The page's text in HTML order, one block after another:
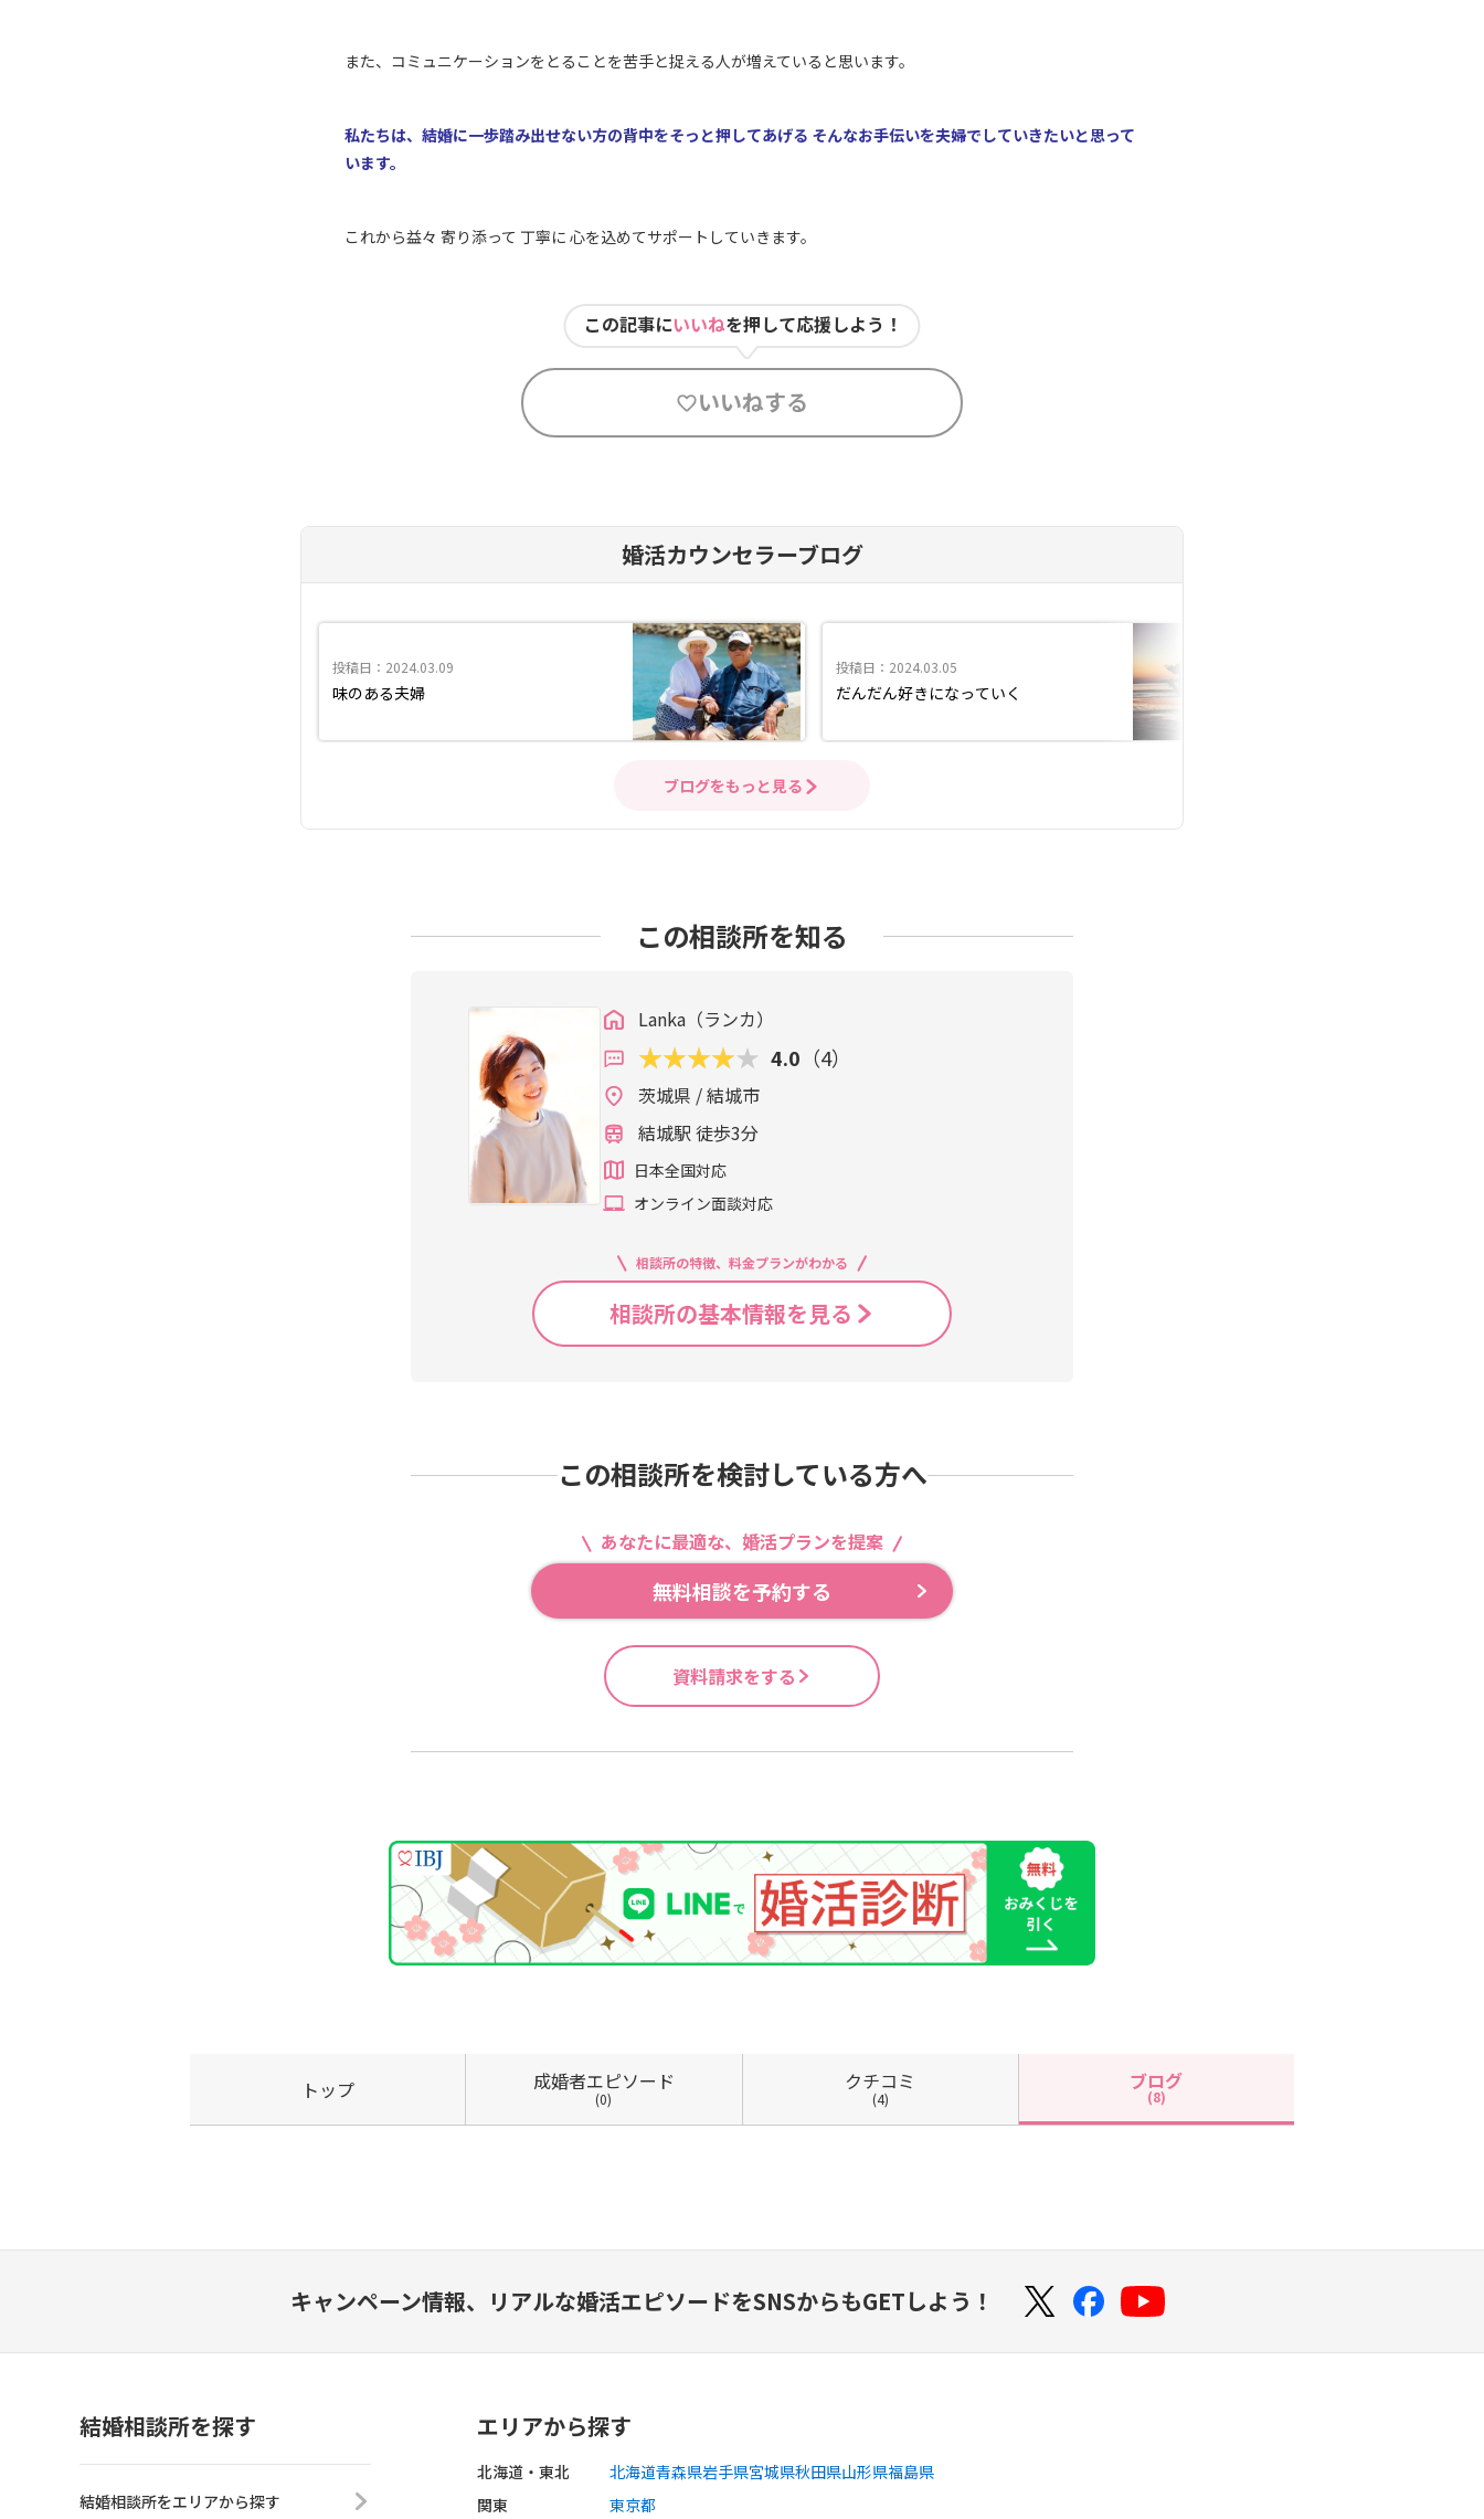
また、コミュニケーションをとることを苦手と捉える人が増えていると思います。
私たちは、結婚に一歩踏み出せない方の背中をそっと押してあげる そんなお手伝いを夫婦でしていきたいと思って
います。
これから益々 寄り添って 丁寧に 心を込めてサポートしていきます。
この記事にいいねを押して応援しよう！
いいねする
婚活カウンセラーブログ
投稿日：2024.03.09
味のある夫婦
投稿日：2024.03.05
だんだん好きになっていく
ブログをもっと見る
この相談所を知る
Lanka（ランカ）
4.0 （4）
茨城県 / 結城市
結城駅 徒歩3分
日本全国対応
オンライン面談対応
相談所の特徴、料金プランがわかる
相談所の基本情報を見る
この相談所を検討している方へ
あなたに最適な、婚活プランを提案
無料相談を予約する
資料請求をする
トップ 成婚者エピソード
(0)
クチコミ
(4)
ブログ
(8)
キャンペーン情報、 リアルな婚活エピソードをSNSからもGETしよう！
結婚相談所を探す
結婚相談所をエリアから探す
エリアから探す
北海道・東北 北海道青森県岩手県宮城県秋田県山形県福島県
関東
東京都